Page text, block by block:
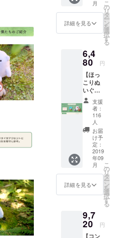
始除く)
せから3営業
返信させて
いただきま
※ ご質問に
よってはお
応えできか
ねる場合も
ございま
◾️ プライバ
シーポリ
お問い合わ
しては、プ
ライバシー
ポリシーに
カード1
枚 3.ス
テッ
カー3種
4.アク
リル
キーホ
ルダー1
個 クラ
ウド
ファン
ディン
グのた
めに描
く、書
き下ろ
し限定
ポスト
カード1
枚、各
キャラ
クター
種、限
定アク
リル
月
詳細を見る
こ
の
リ
タ
ー
ン
を
選
択
す
る
6,4
80 円
【ほっ
こりぬ
いぐる
みプラ
ン】 1.
サン
キュー
レター
2.書き
下ろし
限定ポ
スト
カード1
枚 3.ぬ
いぐる
ドファ
ンディ
支援
者：
116
人
お届
け予
定：
2019
年09
月
詳細を見る
こ
の
リ
タ
ー
ン
を
選
択
す
る
9,7
20 円
【コン